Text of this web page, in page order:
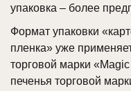
упаковка – более
Формат упаковки
пленка» уже
торговой марки
печенья торговой